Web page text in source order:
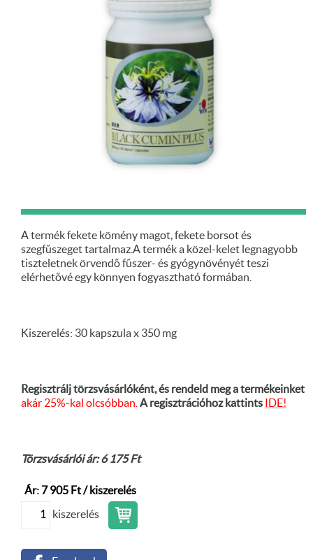
A termék fekete kömény magot, fekete borsot és
szegfűszeget tartalmaz.A termék a közel-kelet legnagyobb
tiszteletnek örvendő fűszer- és gyógynövényét teszi
elérhetővé egy könnyen fogyasztható formában.
Kiszerelés: 30 kapszula x 350 mg
Regisztrálj törzsvásárlóként, és rendeld meg a termékeinket
akár 25%-kal olcsóbban. A regisztrációhoz kattints IDE!
Törzsvásárlói ár: 6 175 Ft
Ár: 7 905 Ft / kiszerelés
kiszerelés